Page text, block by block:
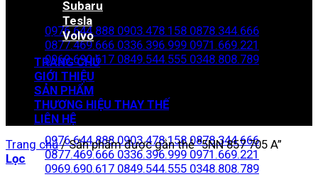
0976.644.888 0903.478.158 0878.344.666
0877.469.666 0336.396.999 0971.669.221
0969.690.617 0849.544.555 0348.808.789
Zalo đặt hàng
0976.644.888 0903.478.158 0878.344.666
0877.469.666 0336.396.999 0971.669.221
0969.690.617 0849.544.555 0348.808.789
Subaru
Tesla
Volvo
TRANG CHỦ
GIỚI THIỆU
SẢN PHẨM
THƯƠNG HIỆU THAY THẾ
LIÊN HỆ
Trang chủ /Sản phẩm được gắn thẻ “5NN 857 705 A”
Lọc